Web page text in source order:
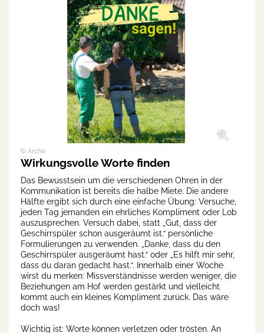
© Archiv
Wirkungsvolle Worte finden
Das Bewusstsein um die verschiedenen Ohren in der
Kommunikation ist bereits die halbe Miete. Die andere
Hälfte ergibt sich durch eine einfache Übung: Versuche,
jeden Tag jemanden ein ehrliches Kompliment oder Lob
auszusprechen. Versuch dabei, statt „Gut, dass der
Geschirrspüler schon ausgeräumt ist.“ persönliche
Formulierungen zu verwenden. „Danke, dass du den
Geschirrspüler ausgeräumt hast.“ oder „Es hilft mir sehr,
dass du daran gedacht hast.“. Innerhalb einer Woche
wirst du merken: Missverständnisse werden weniger, die
Beziehungen am Hof werden gestärkt und vielleicht
kommt auch ein kleines Kompliment zurück. Das wäre
doch was!
Wichtig ist: Worte können verletzen oder trösten. An